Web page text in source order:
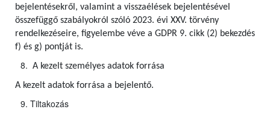
bejelentésekről, valamint a visszaélések bejelentésével
összefüggő szabályokról szóló 2023. évi XXV. törvény
rendelkezéseire, figyelembe véve a GDPR 9. cikk (2) bekezdés
f) és g) pontját is.
A kezelt személyes adatok forrása
A kezelt adatok forrása a bejelentő.
Tiltakozás